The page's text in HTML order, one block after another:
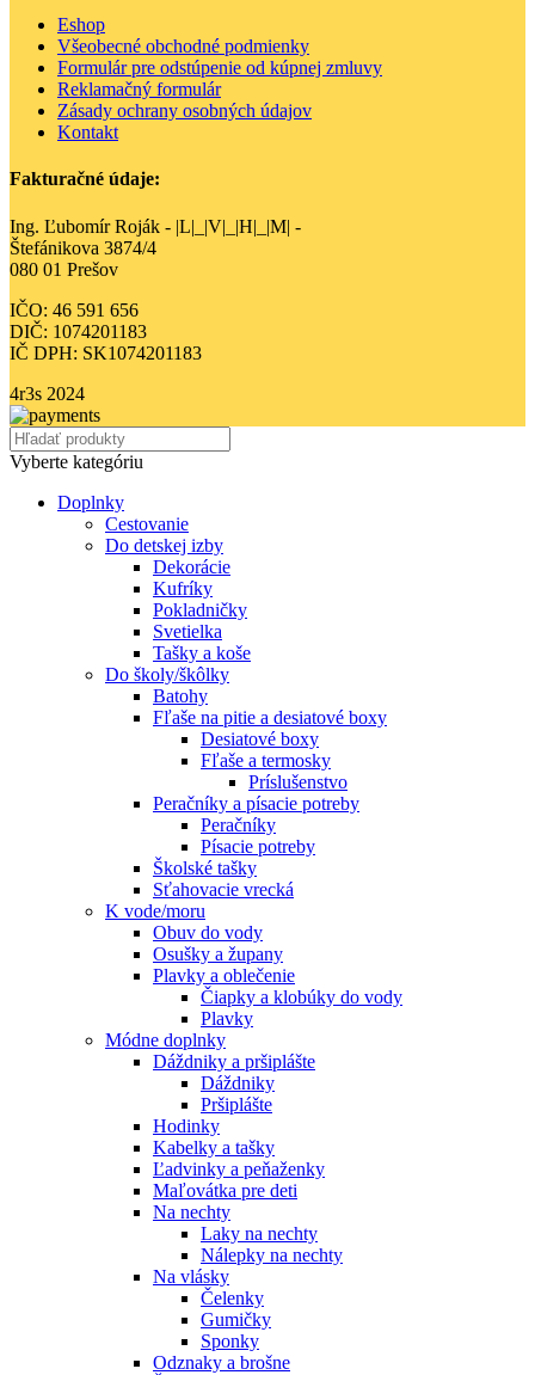
Eshop
Všeobecné obchodné podmienky
Formulár pre odstúpenie od kúpnej zmluvy
Reklamačný formulár
Zásady ochrany osobných údajov
Kontakt
Fakturačné údaje:
Ing. Ľubomír Roják - |L|_|V|_|H|_|M| -
Štefánikova 3874/4
080 01 Prešov
IČO: 46 591 656
DIČ: 1074201183
IČ DPH: SK1074201183
4r3s 2024
Vyberte kategóriu
Doplnky
Cestovanie
Do detskej izby
Dekorácie
Kufríky
Pokladničky
Svetielka
Tašky a koše
Do školy/škôlky
Batohy
Fľaše na pitie a desiatové boxy
Desiatové boxy
Fľaše a termosky
Príslušenstvo
Peračníky a písacie potreby
Peračníky
Písacie potreby
Školské tašky
Sťahovacie vrecká
K vode/moru
Obuv do vody
Osušky a župany
Plavky a oblečenie
Čiapky a klobúky do vody
Plavky
Módne doplnky
Dáždniky a pršiplášte
Dáždniky
Pršiplášte
Hodinky
Kabelky a tašky
Ľadvinky a peňaženky
Maľovátka pre deti
Na nechty
Laky na nechty
Nálepky na nechty
Na vlásky
Čelenky
Gumičky
Sponky
Odznaky a brošne